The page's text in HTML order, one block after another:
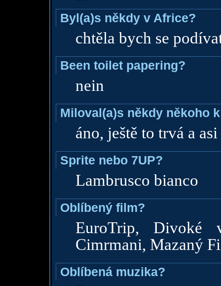
Byl(a)s někdy v Africe?
chtěla bych se
Been toilet papering?
nein
Miloval(a)s někdy někoho
áno, ještě to trvá a
Sprite nebo 7UP?
Lambrusco bianco
Oblíbený film?
EuroTrip, Divoké
Cimrmani, Mazaný
Oblíbená muzika?